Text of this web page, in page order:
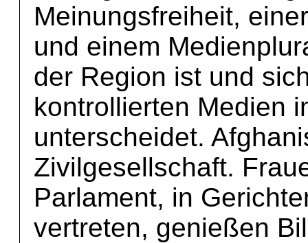
Meinungsfreiheit,
und einem
der Region ist und
kontrollierten Medien
unterscheidet.
Zivilgesellschaft.
Parlament, in
vertreten, genießen